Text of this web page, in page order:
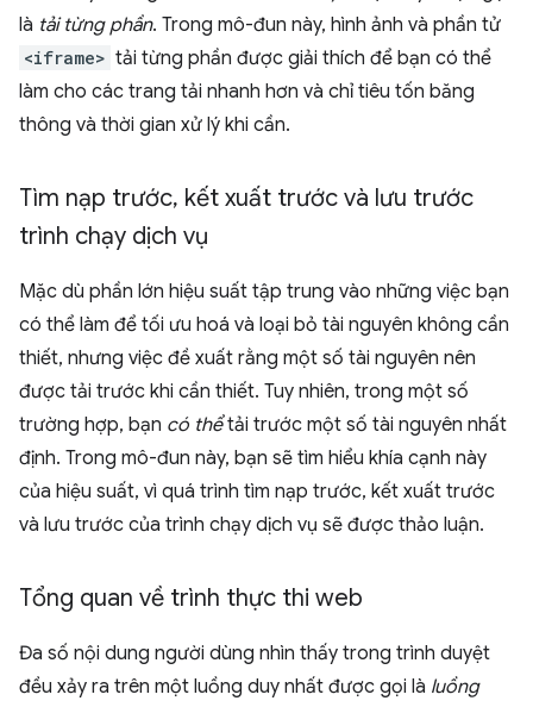
là tải từng phần. Trong mô-đun này, hình ảnh và phần tử
<iframe> tải từng phần được giải thích để bạn có thể
làm cho các trang tải nhanh hơn và chỉ tiêu tốn băng
thông và thời gian xử lý khi cần.
Tìm nạp trước, kết xuất trước và lưu trước
trình chạy dịch vụ
Mặc dù phần lớn hiệu suất tập trung vào những việc bạn
có thể làm để tối ưu hoá và loại bỏ tài nguyên không cần
thiết, nhưng việc đề xuất rằng một số tài nguyên nên
được tải trước khi cần thiết. Tuy nhiên, trong một số
trường hợp, bạn có thểtải trước một số tài nguyên nhất
định. Trong mô-đun này, bạn sẽ tìm hiểu khía cạnh này
của hiệu suất, vì quá trình tìm nạp trước, kết xuất trước
và lưu trước của trình chạy dịch vụ sẽ được thảo luận.
Tổng quan về trình thực thi web
Đa số nội dung người dùng nhìn thấy trong trình duyệt
đều xảy ra trên một luồng duy nhất được gọi là luồng